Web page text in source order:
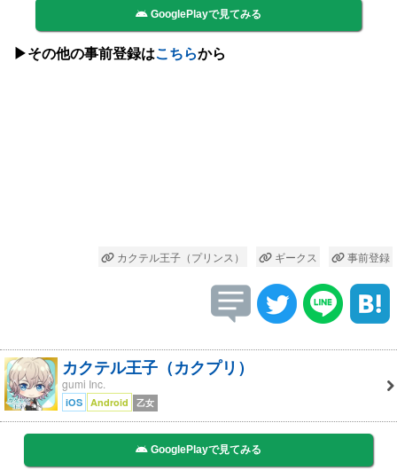
GooglePlayで見てみる
▶その他の事前登録はこちらから
カクテル王子（プリンス） ギークス 事前登録
カクテル王子（カクプリ）
gumi Inc.
iOS Android 乙女
GooglePlayで見てみる